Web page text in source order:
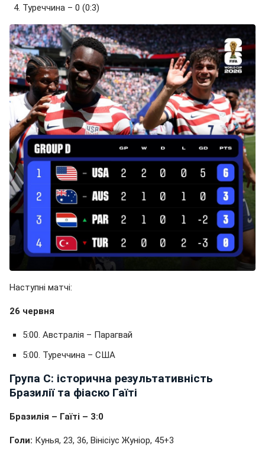
Туреччина – 0 (0:3)
Наступні матчі:
26 червня
5:00. Австралія – Парагвай
5:00. Туреччина – США
Група C: історична результативність
Бразилії та фіаско Гаїті
Бразилія – Гаїті – 3:0
Голи: Кунья, 23, 36, Вінісіус Жуніор, 45+3